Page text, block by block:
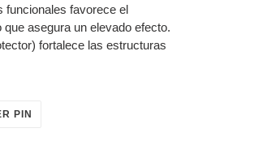
funcionales favorece el
asegura un elevado efecto.
fortalece las estructuras
PIN